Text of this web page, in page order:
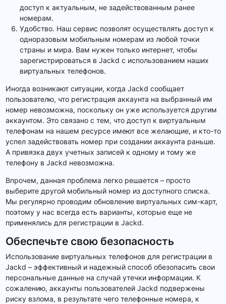
доступ к актуальным, не задействованным ранее
номерам.
Удобство. Наш сервис позволят осуществлять доступ к
одноразовым мобильным номерам из любой точки
страны и мира. Вам нужен только интернет, чтобы
зарегистрироваться в Jackd с использованием наших
виртуальных телефонов.
Иногда возникают ситуации, когда Jackd сообщает
пользователю, что регистрация аккаунта на выбранный им
номер невозможна, поскольку он уже используется другим
аккаунтом. Это связано с тем, что доступ к виртуальным
телефонам на нашем ресурсе имеют все желающие, и кто-то
успел задействовать номер при создании аккаунта раньше.
А привязка двух учетных записей к одному и тому же
телефону в Jackd невозможна.
Впрочем, данная проблема легко решается – просто
выберите другой мобильный номер из доступного списка.
Мы регулярно проводим обновление виртуальных сим-карт,
поэтому у нас всегда есть варианты, которые еще не
применялись для регистрации в Jackd.
Обеспечьте свою безопасность
Использование виртуальных телефонов для регистрации в
Jackd – эффективный и надежный способ обезопасить свои
персональные данные на случай утечки информации. К
сожалению, аккаунты пользователей Jackd подвержены
риску взлома, в результате чего телефонные номера, к